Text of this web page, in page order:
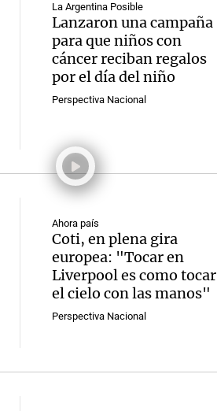
La Argentina Posible
Lanzaron una campaña
para que niños con
cáncer reciban regalos
por el día del niño
Perspectiva Nacional
Ahora país
Coti, en plena gira
europea: "Tocar en
Liverpool es como tocar
el cielo con las manos"
Perspectiva Nacional